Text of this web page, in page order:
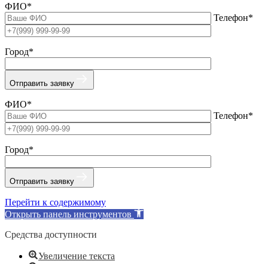
ФИО*
Телефон*
Город*
Отправить заявку
ФИО*
Телефон*
Город*
Отправить заявку
Перейти к содержимому
Открыть панель инструментов
Средства доступности
Увеличение текста